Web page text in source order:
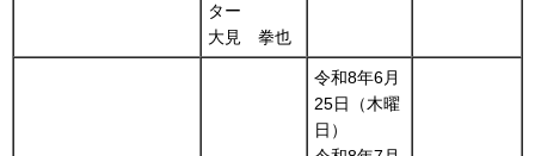
ター
大見 拳也
令和8年6月
25日（木曜
日）